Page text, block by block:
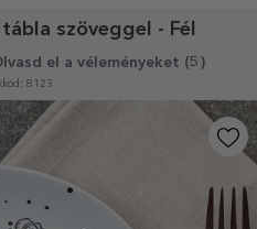
szöveggel - Fél
el a véleményeket (5 )
8123